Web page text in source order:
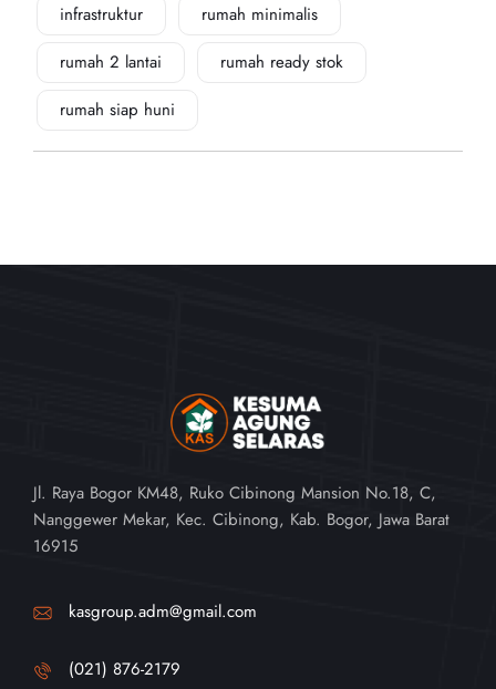
infrastruktur
rumah minimalis
rumah 2 lantai
rumah ready stok
rumah siap huni
Jl. Raya Bogor KM48, Ruko Cibinong Mansion No.18, C,
Nanggewer Mekar, Kec. Cibinong, Kab. Bogor, Jawa Barat
16915
kasgroup.adm@gmail.com
(021) 876-2179